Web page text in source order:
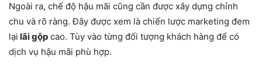
Ngoài ra, chế độ hậu mãi cũng cần được xây dựng chỉnh
chu và rõ ràng. Đây được xem là chiến lược marketing đem
lại lãi gộp cao. Tùy vào từng đối tượng khách hàng để có
dịch vụ hậu mãi phù hợp.